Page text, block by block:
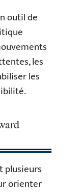
outil de
les
les
plusieurs
orienter